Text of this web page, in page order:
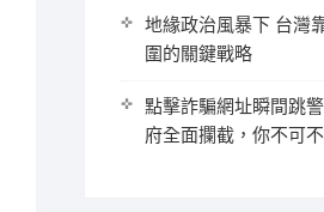
地緣政治風暴下 台灣
圍的關鍵戰略
點擊詐騙網址瞬間跳
府全面攔截，你不可